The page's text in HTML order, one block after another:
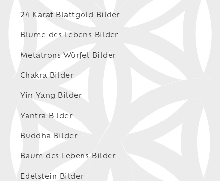
24 Karat Blattgold Bilder
Blume des Lebens Bilder
Metatrons Würfel Bilder
Chakra Bilder
Yin Yang Bilder
Yantra Bilder
Buddha Bilder
Baum des Lebens Bilder
Edelstein Bilder